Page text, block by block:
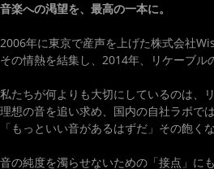
音楽への渇望を、最高の一本に。
2006年に東京で産声を上げた株式会社
その情熱を結集し、2014年、リケーブ
私たちが何よりも大切にしているのは、
理想の音を追い求め、国内の自社ラボで
「もっといい音があるはずだ」その飽
音の純度を濁らせないための「接点」に